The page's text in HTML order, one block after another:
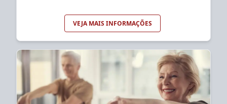
VEJA MAIS INFORMAÇÕES